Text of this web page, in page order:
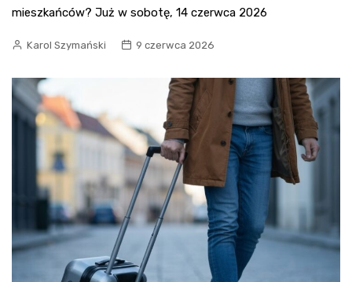
mieszkańców? Już w sobotę, 14 czerwca 2026
Karol Szymański 9 czerwca 2026